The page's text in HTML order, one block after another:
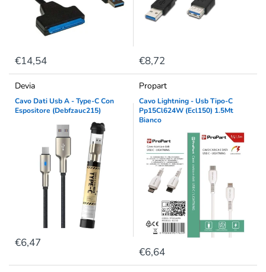
€14,54 €8,72
Devia
Cavo Dati Usb A - Type-C Con
Espositore (Debfzauc215)
€6,47
Propart
Cavo Lightning - Usb Tipo-C
Pp15Cl624W (Ecl150) 1.5Mt
Bianco
€6,64